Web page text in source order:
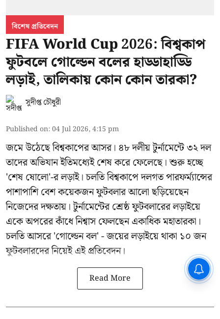
বিশেষ প্রতিবেদন
FIFA World Cup 2026: বিশ্বকাপ
ফুটবলে গোল্ডেন বলের হাড্ডাহাড্ডি
লড়াই, তালিকায় কোন কোন তারকা?
সুদীপ্ত চৌধুরী
Published on:04 Jul 2026, 4:15 pm
জমে উঠেছে বিশ্বকাপের আসর। ৪৮ দলীয় টুর্নামেন্টে ৩২ দল
তাদের অভিযান ইতিমধ্যেই শেষ করে ফেলেছে। শুরু হচ্ছে
'শেষ ষোলো'-র লড়াই। চলতি বিশ্বকাপে দলগত পারফর্ম্যান্সের
পাশাপাশি বেশ কয়েকজন ফুটবলার আলো ছড়িয়েছেন
নিজেদের দক্ষতায়। টুর্নামেন্টের শ্রেষ্ঠ ফুটবলারের লড়াইয়ে
একে অপরের কাঁধে নিশ্বাস ফেলছেন একাধিক মহাতারকা।
চলতি আসরে 'গোল্ডেন বল' - জয়ের লড়াইয়ে থাকা ১০ জন
ফুটবলারদের নিয়েই এই প্রতিবেদন।
Read More
ভোট ঘোষণার প্রতিবাদ - আদালতের
দ্বারস্থ হবে সিপিআইএম